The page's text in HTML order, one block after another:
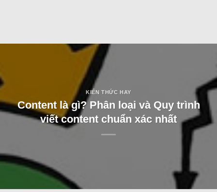
KIẾN THỨC HAY
Content là gì? Phân loại và Quy trình
viết content chuẩn xác nhất